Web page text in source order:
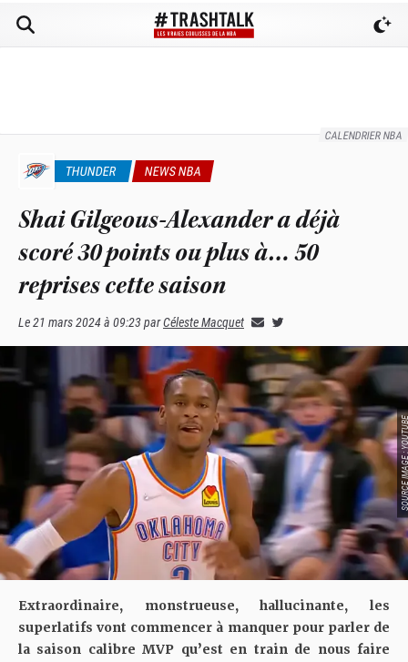
CALENDRIER NBA
THUNDER NEWS NBA
Shai Gilgeous-Alexander a déjà
scoré 30 points ou plus à… 50
reprises cette saison
Le21 mars 2024 à 09:23parCéleste Macquet
SOURCE
Extraordinaire, monstrueuse, hallucinante, les
superlatifs vont commencer à manquer pour parler de
la saison calibre MVP qu’est en train de nous faire